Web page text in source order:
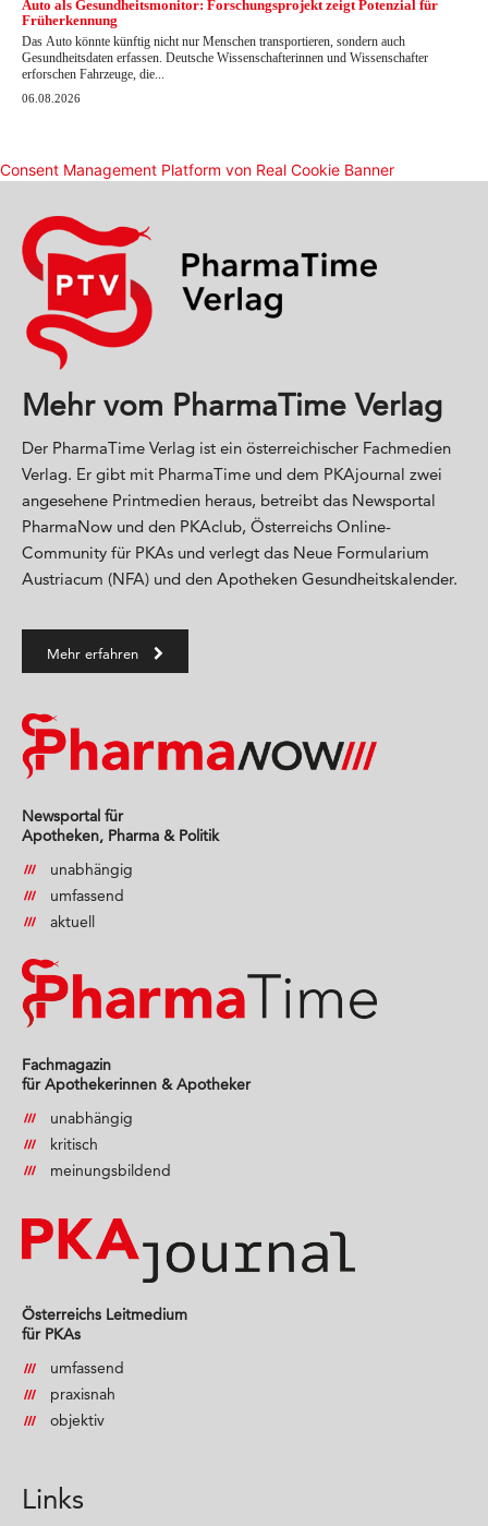
Mehr vom PharmaTime Verlag
Der PharmaTime Verlag ist ein österreichischer Fachmedien
Verlag. Er gibt mit PharmaTime und dem PKAjournal zwei
angesehene Printmedien heraus, betreibt das Newsportal
PharmaNow und den PKAclub, Österreichs Online-
Community für PKAs und verlegt das Neue Formularium
Austriacum (NFA) und den Apotheken Gesundheitskalender.
Mehr erfahren
Newsportal für
Apotheken, Pharma & Politik
unabhängig
umfassend
aktuell
Fachmagazin
für Apothekerinnen & Apotheker
unabhängig
kritisch
meinungsbildend
Österreichs Leitmedium
für PKAs
umfassend
praxisnah
objektiv
Links